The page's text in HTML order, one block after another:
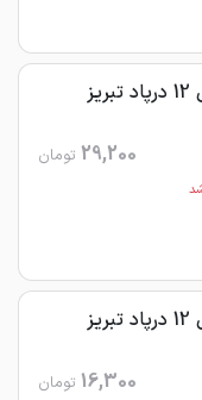
29,200 تومان
16,300 تومان